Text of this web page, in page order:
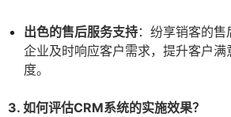
出色的售后服务支持：纷享销客的
企业及时响应客户需求，提升客户
度。
3. 如何评估CRM系统的实施效果？